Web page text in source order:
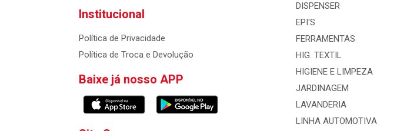
Institucional
Política de Privacidade
Política de Troca e Devolução
Baixe já nosso APP
DISPENSER
EPI'S
FERRAMENTAS
HIG. TEXTIL
HIGIENE E LIMPEZA
JARDINAGEM
LAVANDERIA
LINHA AUTOMOTIVA